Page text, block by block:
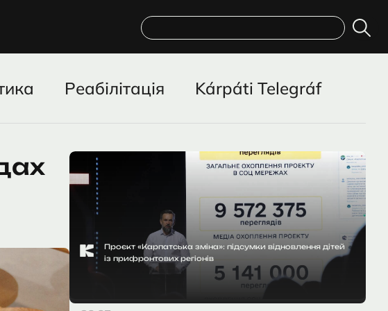
Пошук
Реабілітація Kárpáti Telegráf
Проєкт «Карпатська зміна»: підсумки відновлення дітей
із прифронтових регіонів